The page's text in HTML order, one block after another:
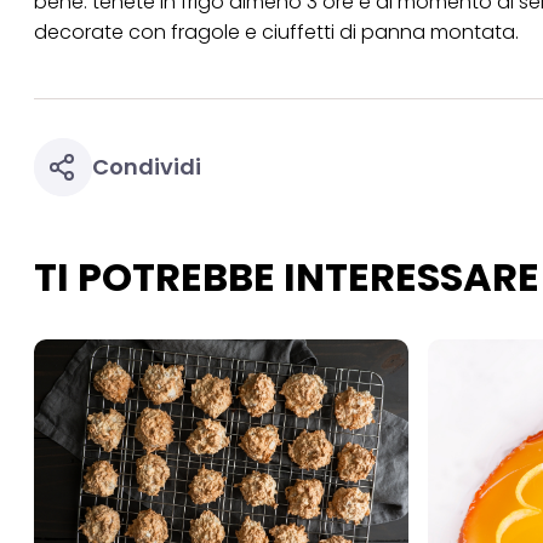
decorate con fragole e ciuffetti di panna montata.
Condividi
TI POTREBBE